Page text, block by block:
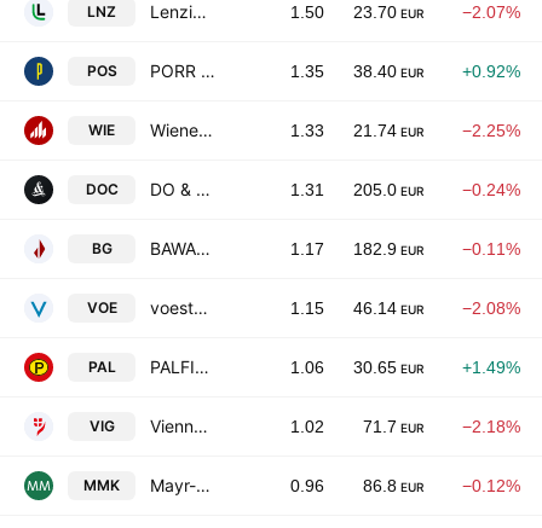
LNZ Lenzing AG 1.50 23.70 EUR −2.07%
POS PORR AG 1.35 38.40 EUR +0.92%
WIE Wienerberger AG 1.33 21.74 EUR −2.25%
DOC DO & CO Aktiengesellschaft 1.31 205.0 EUR −0.24%
BG BAWAG Group AG 1.17 182.9 EUR −0.11%
VOE voestalpine AG 1.15 46.14 EUR −2.08%
PAL PALFINGER AG 1.06 30.65 EUR +1.49%
VIG Vienna Insurance Group AG 1.02 71.7 EUR −2.18%
MMK Mayr-Melnhof Karton AG 0.96 86.8 EUR −0.12%